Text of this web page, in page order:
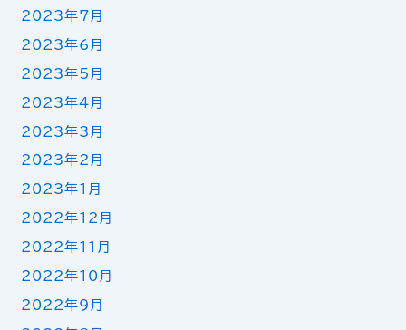
2023年7月
2023年6月
2023年5月
2023年4月
2023年3月
2023年2月
2023年1月
2022年12月
2022年11月
2022年10月
2022年9月